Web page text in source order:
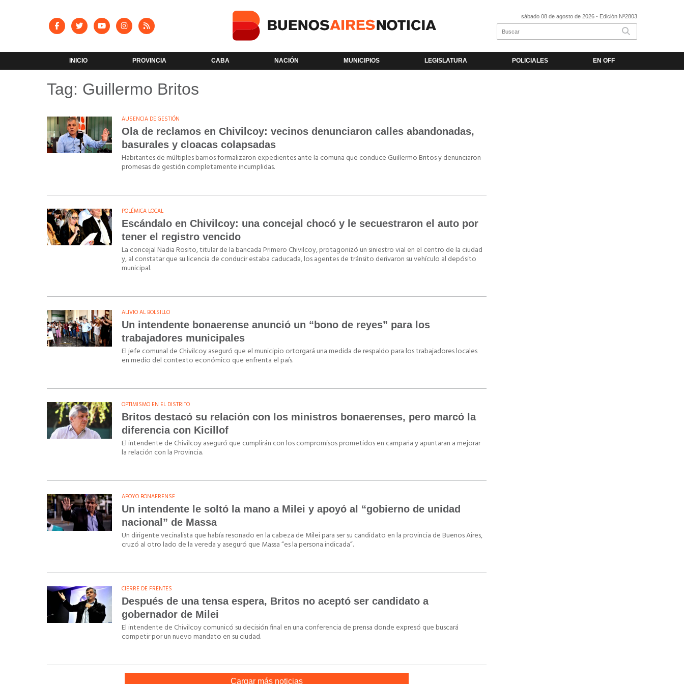
sábado 08 de agosto de 2026 - Edición Nº2803
INICIO PROVINCIA CABA NACIÓN MUNICIPIOS LEGISLATURA POLICIALES EN OFF
Tag: Guillermo Britos
AUSENCIA DE GESTIÓN
Ola de reclamos en Chivilcoy: vecinos denunciaron calles abandonadas,
basurales y cloacas colapsadas
Habitantes de múltiples barrios formalizaron expedientes ante la comuna que conduce Guillermo Britos y denunciaron
promesas de gestión completamente incumplidas.
POLÉMICA LOCAL
Escándalo en Chivilcoy: una concejal chocó y le secuestraron el auto por
tener el registro vencido
La concejal Nadia Rosito, titular de la bancada Primero Chivilcoy, protagonizó un siniestro vial en el centro de la ciudad
y, al constatar que su licencia de conducir estaba caducada, los agentes de tránsito derivaron su vehículo al depósito
municipal.
ALIVIO AL BOLSILLO
Un intendente bonaerense anunció un “bono de reyes” para los
trabajadores municipales
El jefe comunal de Chivilcoy aseguró que el municipio ortorgará una medida de respaldo para los trabajadores locales
en medio del contexto económico que enfrenta el país.
OPTIMISMO EN EL DISTRITO
Britos destacó su relación con los ministros bonaerenses, pero marcó la
diferencia con Kicillof
El intendente de Chivilcoy aseguró que cumplirán con los compromisos prometidos en campaña y apuntaran a mejorar
la relación con la Provincia.
APOYO BONAERENSE
Un intendente le soltó la mano a Milei y apoyó al “gobierno de unidad
nacional” de Massa
Un dirigente vecinalista que había resonado en la cabeza de Milei para ser su candidato en la provincia de Buenos Aires,
cruzó al otro lado de la vereda y aseguró que Massa “es la persona indicada”.
CIERRE DE FRENTES
Después de una tensa espera, Britos no aceptó ser candidato a
gobernador de Milei
El intendente de Chivilcoy comunicó su decisión final en una conferencia de prensa donde expresó que buscará
competir por un nuevo mandato en su ciudad.
Cargar más noticias